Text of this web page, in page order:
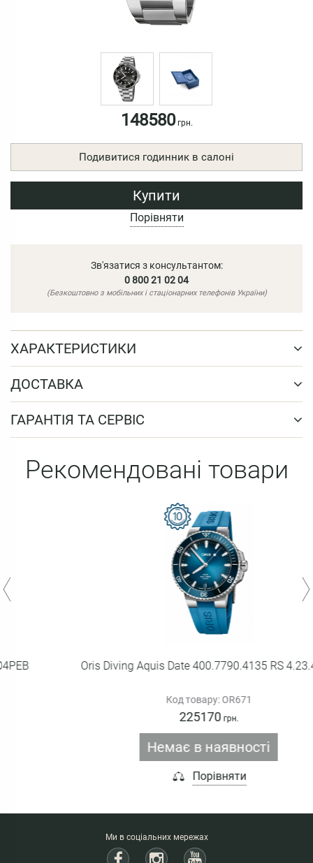
148580грн.
Подивитися годинник в салоні
Купити
Порівняти
Зв'язатися з консультантом:
0 800 21 02 04
(Безкоштовно з мобільних і стаціонарних телефонів України)
ХАРАКТЕРИСТИКИ
ДОСТАВКА
ГАРАНТІЯ ТА СЕРВІС
Рекомендовані товари
Oris Diving Aquis Date 400.7790.4135 RS 4.23.45EB
Код товару: OR671
грн.
Немає в наявності
Порівняти
Ми в соціальних мережах